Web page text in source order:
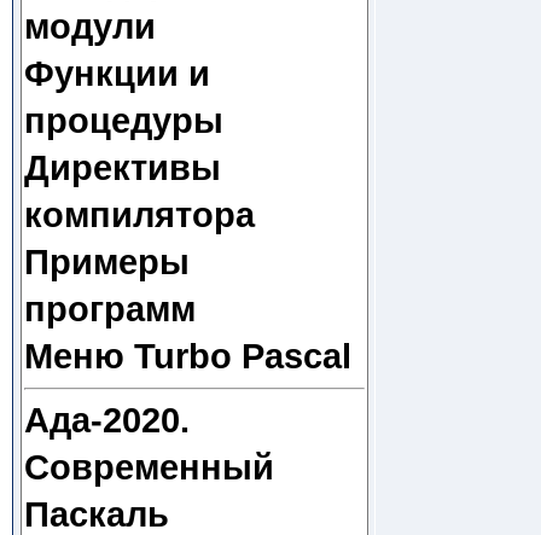
модули
Функции и
процедуры
Директивы
компилятора
Примеры
программ
Меню Turbo Pascal
Ада-2020.
Современный
Паскаль